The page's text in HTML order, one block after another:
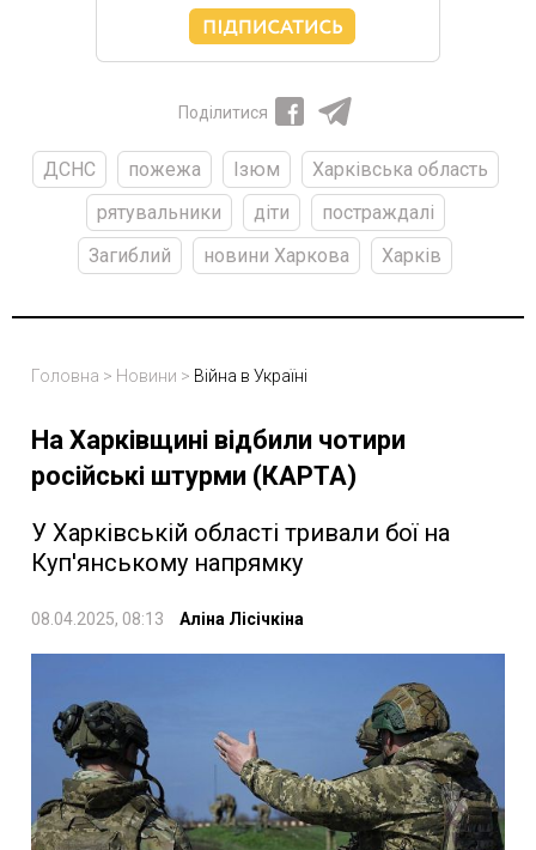
Поділитися
ДСНС пожежа Ізюм
Харківська область
рятувальники
діти
постраждалі
Загиблий
новини Харкова Харків
Головна > Новини > Війна в Україні
На Харківщині відбили чотири
російські штурми (КАРТА)
У Харківській області тривали бої на
Куп'янському напрямку
08.04.2025, 08:13 Аліна Лісічкіна